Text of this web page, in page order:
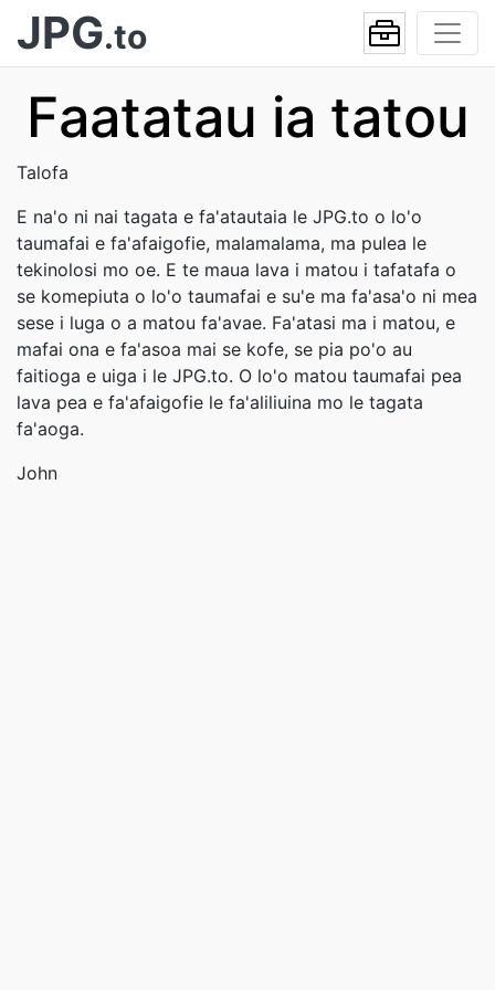
JPG.to
Faatatau ia tatou
Talofa
E na'o ni nai tagata e fa'atautaia le JPG.to o lo'o
taumafai e fa'afaigofie, malamalama, ma pulea le
tekinolosi mo oe. E te maua lava i matou i tafatafa o
se komepiuta o lo'o taumafai e su'e ma fa'asa'o ni mea
sese i luga o a matou fa'avae. Fa'atasi ma i matou, e
mafai ona e fa'asoa mai se kofe, se pia po'o au
faitioga e uiga i le JPG.to. O lo'o matou taumafai pea
lava pea e fa'afaigofie le fa'aliliuina mo le tagata
fa'aoga.
John